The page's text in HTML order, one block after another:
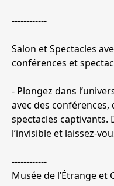
------------
Salon et Spectacles
conférences et
- Plongez dans
avec des
spectacles captivants.
l’invisible et laissez-
------------
Musée de l’Étrange et